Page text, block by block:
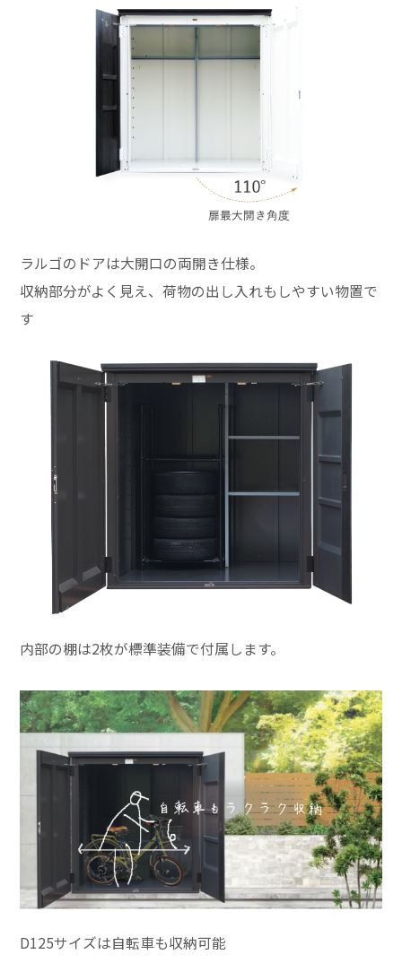
ラルゴのドアは大開口の両開き仕様。
収納部分がよく見え、荷物の出し入れもしやすい物置で
す
内部の棚は2枚が標準装備で付属します。
D125サイズは自転車も収納可能